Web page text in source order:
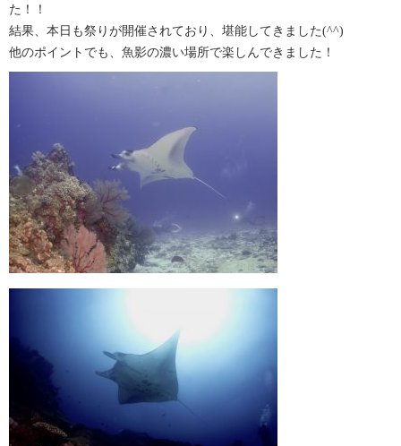
た！！
結果、本日も祭りが開催されており、堪能してきました(^^)
他のポイントでも、魚影の濃い場所で楽しんできました！